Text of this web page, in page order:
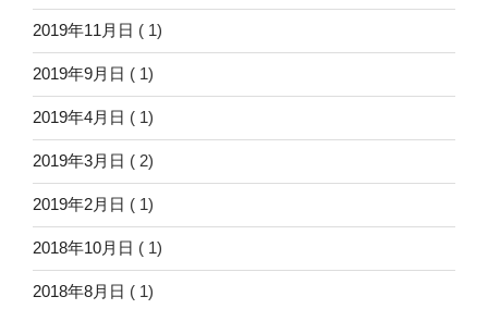
2019年11月日 ( 1)
2019年9月日 ( 1)
2019年4月日 ( 1)
2019年3月日 ( 2)
2019年2月日 ( 1)
2018年10月日 ( 1)
2018年8月日 ( 1)